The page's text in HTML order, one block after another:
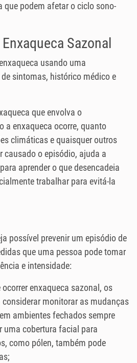
que podem afetar o ciclo sono-
Sazonal
usando uma
sintomas, histórico médico e
que envolva o
a enxaqueca ocorre, quanto
climáticas e quaisquer outros
causado o episódio, ajuda a
aprender o que desencadeia
trabalhar para evitá-la
possível prevenir um episódio de
que uma pessoa pode tomar
e intensidade:
enxaqueca sazonal, os
monitorar as mudanças
ambientes fechados sempre
uma cobertura facial para
como pólen, também pode